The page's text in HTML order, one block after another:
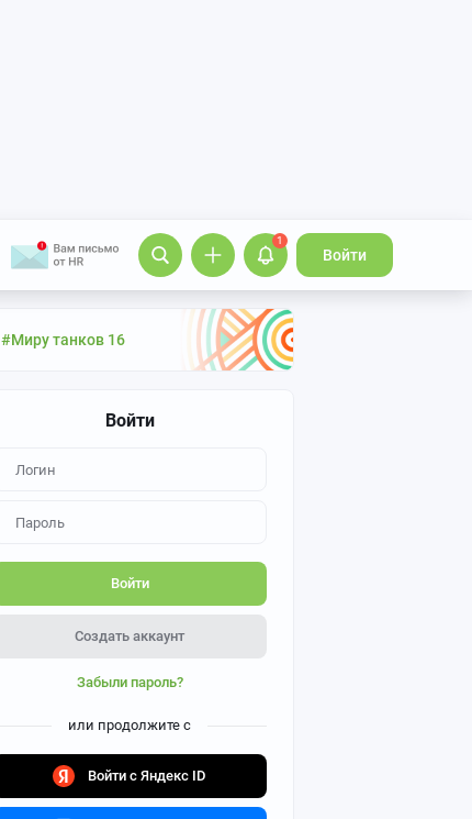
1
Войти
#Миру танков 16
Войти
Войти
Создать аккаунт
Забыли пароль?
или продолжите с
Войти с Яндекс ID